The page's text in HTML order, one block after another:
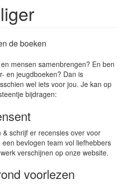
de boeken
mensen samenbrengen? En ben
en jeugdboeken? Dan is
wel iets voor jou. Je kan op
bijdragen:
schrijf er recensies over voor
bevlogen team vol liefhebbers
verschijnen op onze website.
voorlezen